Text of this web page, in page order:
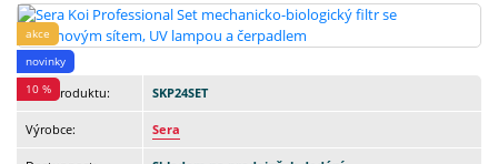
akce
novinky
10 %
Kód produktu: SKP24SET
Výrobce: Sera